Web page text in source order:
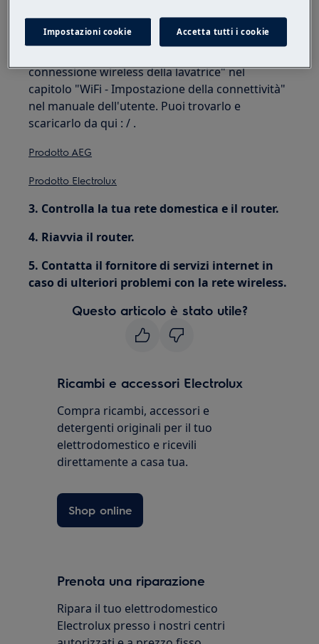
attiva.
connessione wireless della lavatrice" nel
capitolo "WiFi - Impostazione della connettività"
nel manuale dell'utente. Puoi trovarlo e
scaricarlo da qui : / .
Prodotto AEG
Prodotto Electrolux
3. Controlla la tua rete domestica e il router.
4. Riavvia il router.
5. Contatta il fornitore di servizi internet in
caso di ulteriori problemi con la rete wireless.
Questo articolo è stato utile?
Ricambi e accessori Electrolux
Compra ricambi, accessori e
detergenti originali per il tuo
elettrodomestico e ricevili
direttamente a casa tua.
Shop online
Prenota una riparazione
Ripara il tuo elettrodomestico
Electrolux presso i nostri centri
Impostazioni cookie Accetta tutti i cookie